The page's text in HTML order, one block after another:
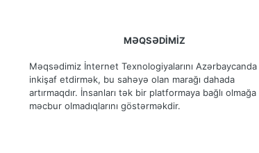
MƏQSƏDİMİZ
Məqsədimiz İnternet Texnologiyalarını Azərbaycanda
inkişaf etdirmək, bu sahəyə olan marağı dahada
artırmaqdır. İnsanları tək bir platformaya bağlı olmağa
məcbur olmadıqlarını göstərməkdir.